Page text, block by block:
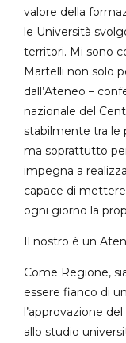
valore della
le Università
territori. Mi sono
Martelli non solo
dall’Ateneo –
nazionale del
stabilmente tra le
ma soprattutto
impegna a
capace di
ogni giorno la
Il nostro è un
Come Regione,
essere fianco di
l’approvazione
allo studio